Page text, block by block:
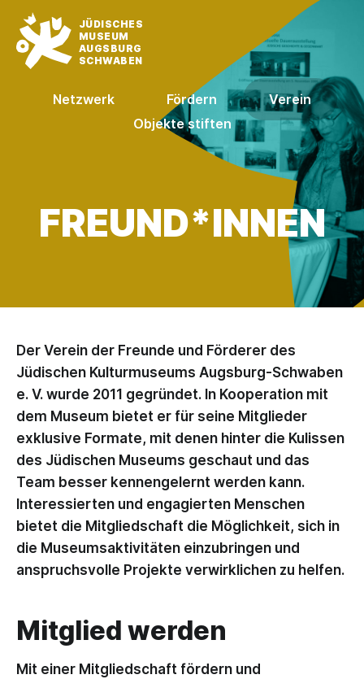
JÜDISCHES
MUSEUM
AUGSBURG
SCHWABEN
Netzwerk Fördern
Verein
Objekte stiften
FREUND­*INNEN
Der Verein der Freunde und Förderer des
Jüdischen Kulturmuseums Augsburg-Schwaben
e. V. wurde 2011 gegründet. In Kooperation mit
dem Museum bietet er für seine Mitglieder
exklusive Formate, mit denen hinter die Kulissen
des Jüdischen Museums geschaut und das
Team besser kennengelernt werden kann.
Interessierten und engagierten Menschen
bietet die Mitgliedschaft die Möglichkeit, sich in
die Museumsaktivitäten einzubringen und
anspruchsvolle Projekte verwirklichen zu helfen.
Mitglied werden
Mit einer Mitgliedschaft fördern und